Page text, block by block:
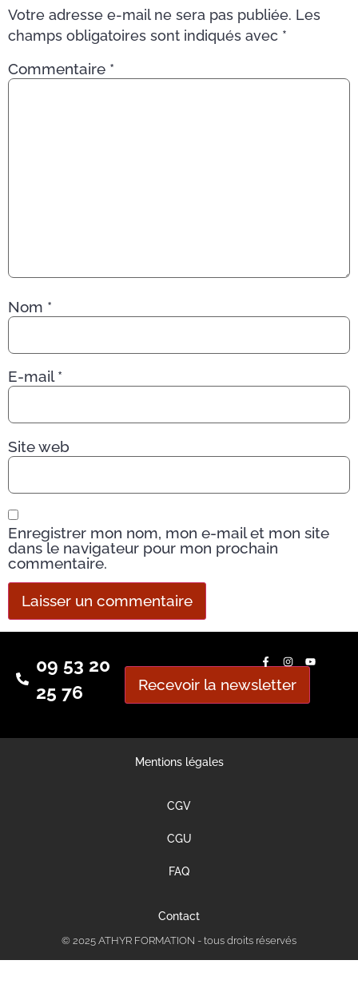
Votre adresse e-mail ne sera pas publiée. Les
champs obligatoires sont indiqués avec *
Commentaire *
Nom *
E-mail*
Site web
Enregistrer mon nom, mon e-mail et mon site
dans le navigateur pour mon prochain
commentaire.
09 53 20
25 76
Recevoir la newsletter
Mentions légales
CGV
CGU
FAQ
Contact
© 2025 ATHYR FORMATION - tous droits réservés